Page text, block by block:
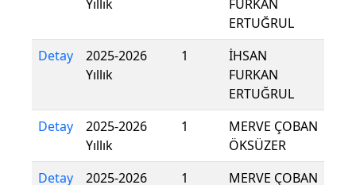
Yıllık
FURKAN
ERTUĞRUL
Detay
2025-2026
Yıllık
1
İHSAN
FURKAN
ERTUĞRUL
Detay
2025-2026
Yıllık
1
MERVE ÇOBAN
ÖKSÜZER
Detay
2025-2026
1
MERVE ÇOBAN